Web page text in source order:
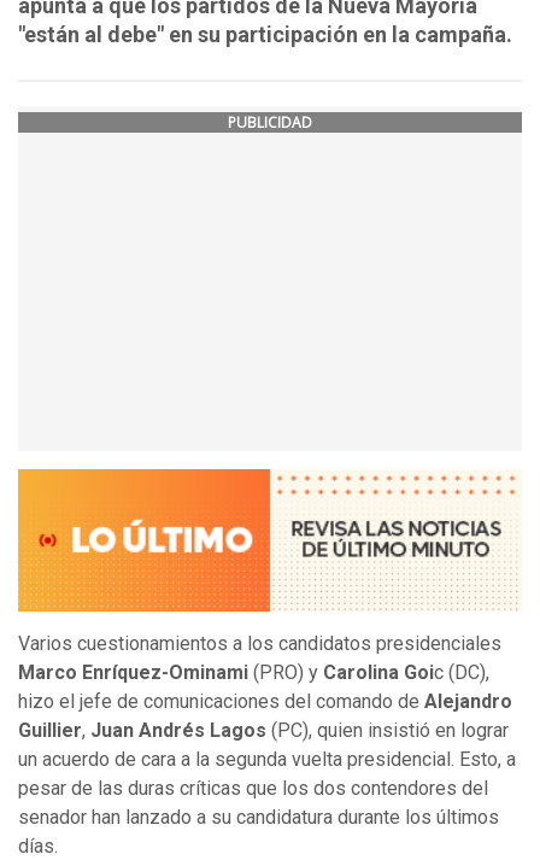
apunta a que los partidos de la Nueva Mayoría
"están al debe" en su participación en la campaña.
PUBLICIDAD
Varios cuestionamientos a los candidatos presidenciales
Marco Enríquez-Ominami (PRO) y Carolina Goic (DC),
hizo el jefe de comunicaciones del comando de Alejandro
Guillier, Juan Andrés Lagos (PC), quien insistió en lograr
un acuerdo de cara a la segunda vuelta presidencial. Esto, a
pesar de las duras críticas que los dos contendores del
senador han lanzado a su candidatura durante los últimos
días.